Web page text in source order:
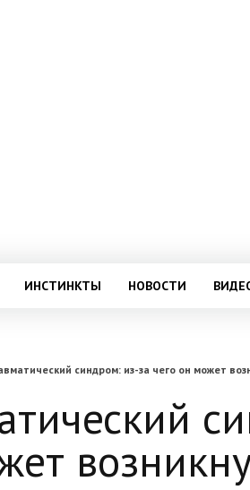
ИНСТИНКТЫ НОВОСТИ
синдром: из-за чего он может